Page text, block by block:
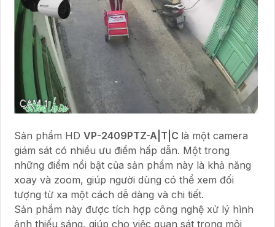
Sản phẩm HD VP-2409PTZ-A|T|C là một camera
giám sát có nhiều ưu điểm hấp dẫn. Một trong
những điểm nổi bật của sản phẩm này là khả năng
xoay và zoom, giúp người dùng có thể xem đối
tượng từ xa một cách dễ dàng và chi tiết.
Sản phẩm này được tích hợp công nghệ xử lý hình
ảnh thiếu sáng, giúp cho việc quan sát trong môi